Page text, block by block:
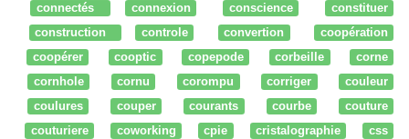
connectés
connexion conscience
constituer
construction
controle convertion
coopération
coopérer
cooptic copepode corbeille
corne
cornhole
cornu corompu corriger
couleur
coulures
couper courants courbe
couture
couturiere
coworking cpie cristalographie
css